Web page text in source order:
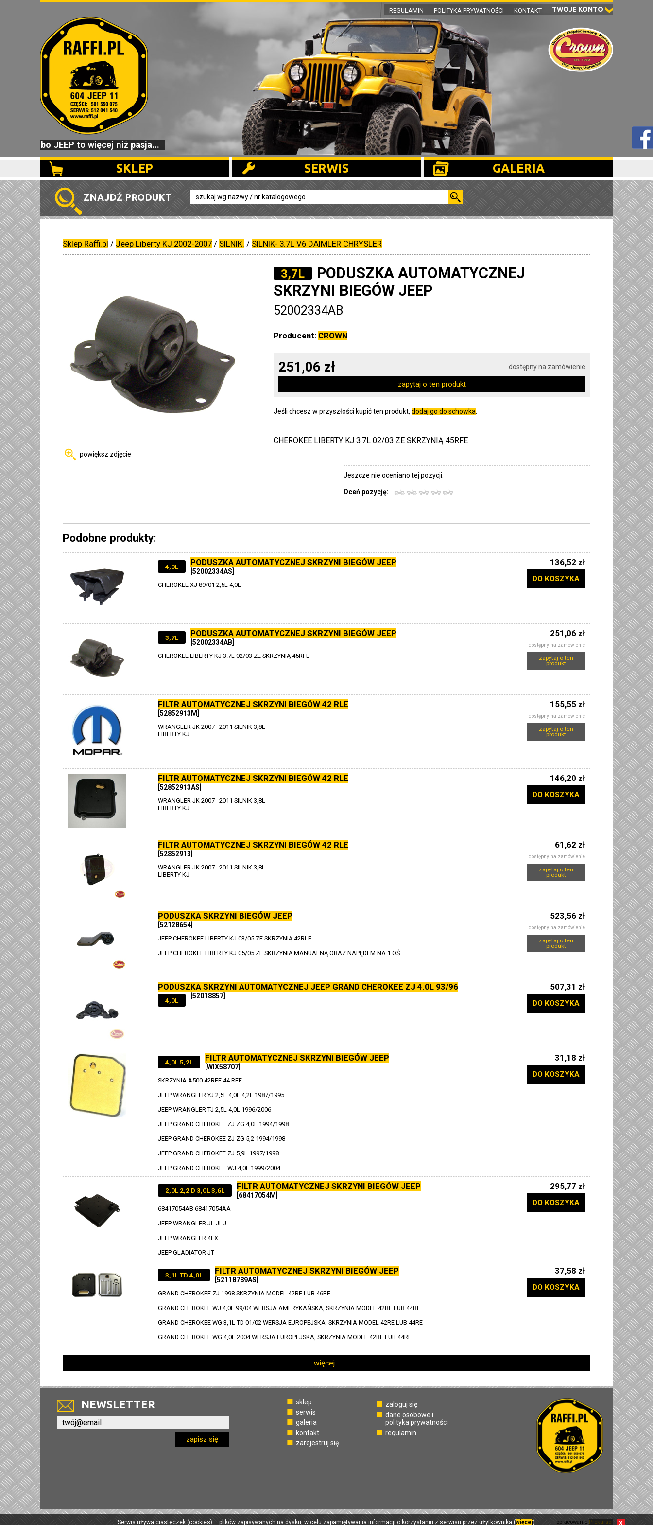
TWOJE KONTO
REGULAMIN POLITYKA PRYWATNOŚCI KONTAKT
bo JEEP to więcej niż pasja...
SKLEP SERWIS GALERIA
ZNAJDŹ PRODUKT
Sklep Raffi.pl / Jeep Liberty KJ 2002-2007 / SILNIK. / SILNIK- 3.7L V6 DAIMLER CHRYSLER
powiększ zdjęcie
3,7L
PODUSZKA AUTOMATYCZNEJ
SKRZYNI BIEGÓW JEEP
52002334AB
Producent: CROWN
251,06 zł dostępny na zamówienie
zapytaj o ten produkt
Jeśli chcesz w przyszłości kupić ten produkt,dodaj go do schowka
CHEROKEE LIBERTY KJ 3.7L 02/03 ZE SKRZYNIĄ 45RFE
Jeszcze nie oceniano tej pozycji.
Oceń pozycję:
Podobne produkty:
PODUSZKA AUTOMATYCZNEJ SKRZYNI BIEGÓW JEEP
4,0L
[52002334AS]
CHEROKEE XJ 89/01 2,5L 4,0L
136,52 zł
DO KOSZYKA
PODUSZKA AUTOMATYCZNEJ SKRZYNI BIEGÓW JEEP
3,7L
[52002334AB]
CHEROKEE LIBERTY KJ 3.7L 02/03 ZE SKRZYNIĄ 45RFE
251,06 zł
dostępny na zamówienie
zapytaj o ten
produkt
FILTR AUTOMATYCZNEJ SKRZYNI BIEGÓW 42 RLE
[52852913M]
WRANGLER JK 2007 - 2011 SILNIK 3,8L
LIBERTY KJ
155,55 zł
dostępny na zamówienie
zapytaj o ten
produkt
FILTR AUTOMATYCZNEJ SKRZYNI BIEGÓW 42 RLE
[52852913AS]
WRANGLER JK 2007 - 2011 SILNIK 3,8L
LIBERTY KJ
146,20 zł
DO KOSZYKA
FILTR AUTOMATYCZNEJ SKRZYNI BIEGÓW 42 RLE
[52852913]
WRANGLER JK 2007 - 2011 SILNIK 3,8L
LIBERTY KJ
61,62 zł
dostępny na zamówienie
zapytaj o ten
produkt
PODUSZKA SKRZYNI BIEGÓW JEEP
[52128654]
JEEP CHEROKEE LIBERTY KJ 03/05 ZE SKRZYNIĄ 42RLE
JEEP CHEROKEE LIBERTY KJ 05/05 ZE SKRZYNIĄ MANUALNĄ ORAZ NAPĘDEM NA 1 OŚ
523,56 zł
dostępny na zamówienie
zapytaj o ten
produkt
PODUSZKA SKRZYNI AUTOMATYCZNEJ JEEP GRAND CHEROKEE ZJ 4.0L 93/96
4,0L
[52018857]
507,31 zł
DO KOSZYKA
FILTR AUTOMATYCZNEJ SKRZYNI BIEGÓW JEEP
4,0L 5,2L
[WIX58707]
SKRZYNIA A500 42RFE 44 RFE
JEEP WRANGLER YJ 2,5L 4,0L 4,2L 1987/1995
JEEP WRANGLER TJ 2,5L 4,0L 1996/2006
JEEP GRAND CHEROKEE ZJ ZG 4,0L 1994/1998
JEEP GRAND CHEROKEE ZJ ZG 5,2 1994/1998
JEEP GRAND CHEROKEE ZJ 5,9L 1997/1998
JEEP GRAND CHEROKEE WJ 4,0L 1999/2004
31,18 zł
DO KOSZYKA
FILTR AUTOMATYCZNEJ SKRZYNI BIEGÓW JEEP
2,0L 2,2 D 3,0L 3,6L
[68417054M]
68417054AB 68417054AA
JEEP WRANGLER JL JLU
JEEP WRANGLER 4EX
JEEP GLADIATOR JT
295,77 zł
DO KOSZYKA
FILTR AUTOMATYCZNEJ SKRZYNI BIEGÓW JEEP
3,1L TD 4,0L
[52118789AS]
GRAND CHEROKEE ZJ 1998 SKRZYNIA MODEL 42RE LUB 46RE
GRAND CHEROKEE WJ 4,0L 99/04 WERSJA AMERYKAŃSKA, SKRZYNIA MODEL 42RE LUB 44RE
GRAND CHEROKEE WG 3,1L TD 01/02 WERSJA EUROPEJSKA, SKRZYNIA MODEL 42RE LUB 44RE
GRAND CHEROKEE WG 4,0L 2004 WERSJA EUROPEJSKA, SKRZYNIA MODEL 42RE LUB 44RE
37,58 zł
DO KOSZYKA
więcej...
NEWSLETTER
zapisz się
sklep
serwis
galeria
kontakt
zarejestruj się
zaloguj się
dane osobowe i
polityka prywatności
regulamin
opracowanie Prekursor X
Serwis używa ciasteczek (cookies) – plików zapisywanych na dysku, w celu zapamiętywania informacji o korzystaniu z serwisu przez użytkownika (więcej).